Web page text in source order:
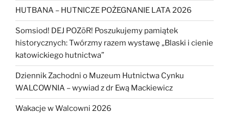
HUTBANA – HUTNICZE POŻEGNANIE LATA 2026
Somsiod! DEJ POZōR! Poszukujemy pamiątek
historycznych: Twórzmy razem wystawę „Blaski i cienie
katowickiego hutnictwa”
Dziennik Zachodni o Muzeum Hutnictwa Cynku
WALCOWNIA – wywiad z dr Ewą Mackiewicz
Wakacje w Walcowni 2026